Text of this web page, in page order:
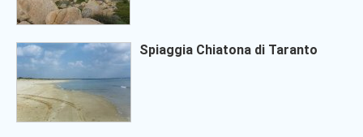
Spiaggia Chiatona di Taranto